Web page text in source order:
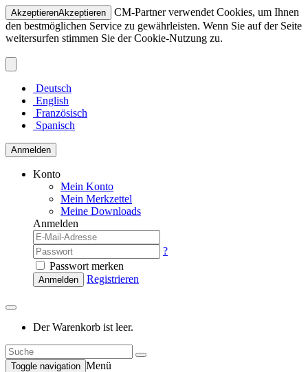
AkzeptierenAkzeptieren
CM-Partner verwendet Cookies, um Ihnen
den bestmöglichen Service zu gewährleisten. Wenn Sie auf der Seite
weitersurfen stimmen Sie der Cookie-Nutzung zu.
Deutsch
English
Französisch
Spanisch
Anmelden
Konto
Mein Konto
Mein Merkzettel
Meine Downloads
Anmelden
?
Passwort merken
Anmelden Registrieren
Der Warenkorb ist leer.
Toggle navigation Menü